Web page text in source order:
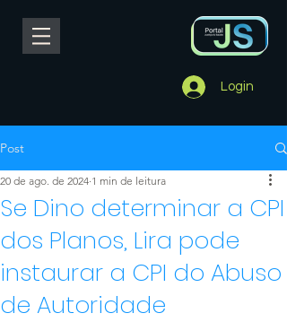
Login
Post
Se Dino determinar a CPI
dos Planos, Lira pode
instaurar a CPI do Abuso
de Autoridade
20 de ago. de 2024 1 min de leitura